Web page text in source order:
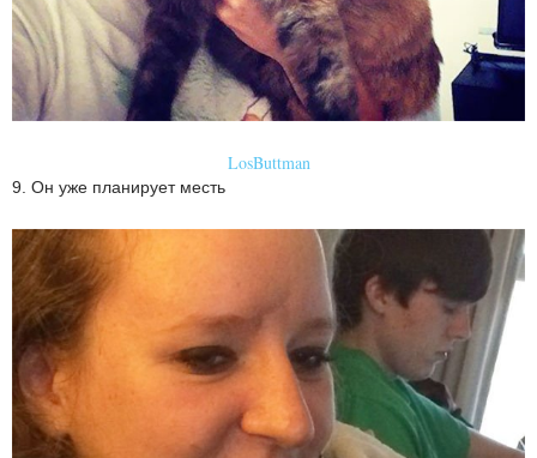
LosButtman
9. Он уже планирует месть